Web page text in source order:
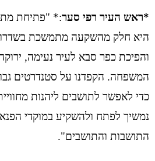
*ראש העיר רפי סער:* "פתיחת
היא חלק מהשקעה מתמשכת
והפיכת כפר סבא לעיר נעימה,
המשפחה. הקפדנו על סטנדרטים
כדי לאפשר לתושבים ליהנות
נמשיך לפתח ולהשקיע במוקדי
התושבות והתושבים".